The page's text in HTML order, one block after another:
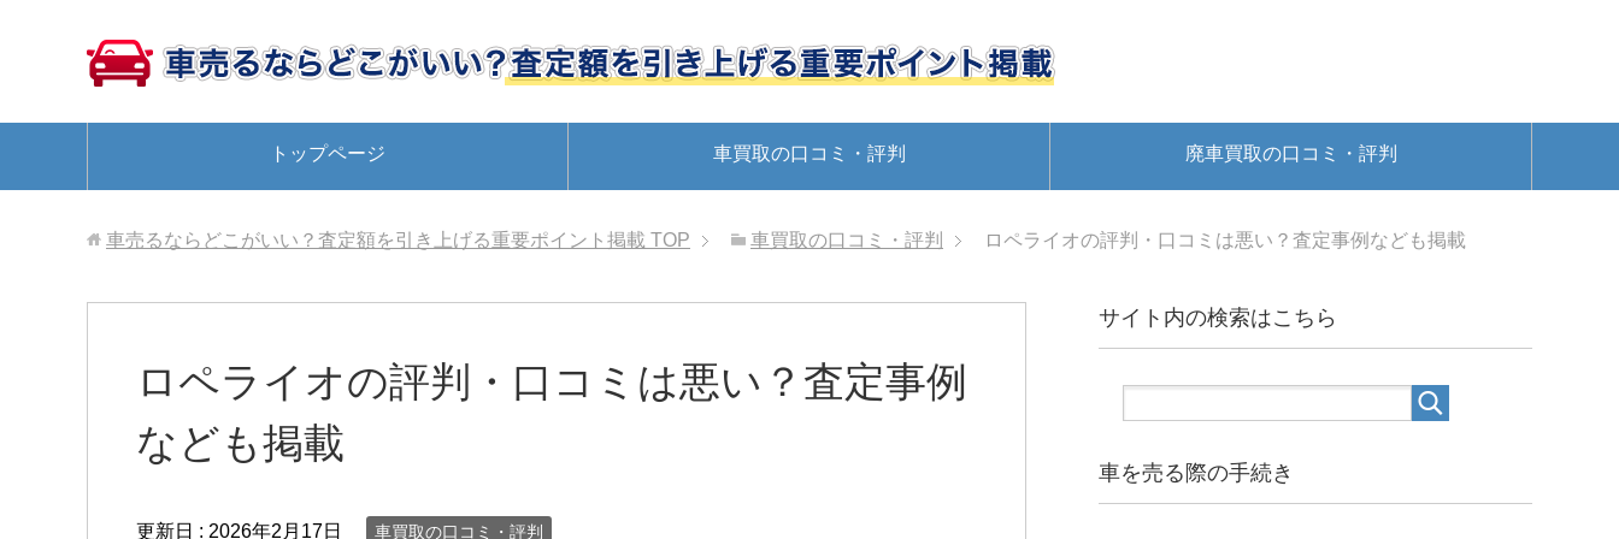
トップページ 車買取の口コミ・評判 廃車買取の口コミ・評判
車売るならどこがいい？査定額を引き上げる重要ポイント掲載 TOP 車買取の口コミ・評判 ロペライオの評判・口コミは悪い？査定事例なども掲載
ロペライオの評判・口コミは悪い？査定事例
なども掲載
更新日 : 2026年2月17日 車買取の口コミ・評判
サイト内の検索はこちら
車を売る際の手続き